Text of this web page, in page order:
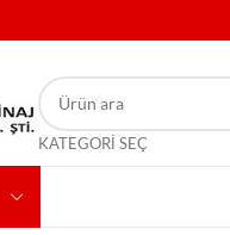
KATEGORI SEÇ